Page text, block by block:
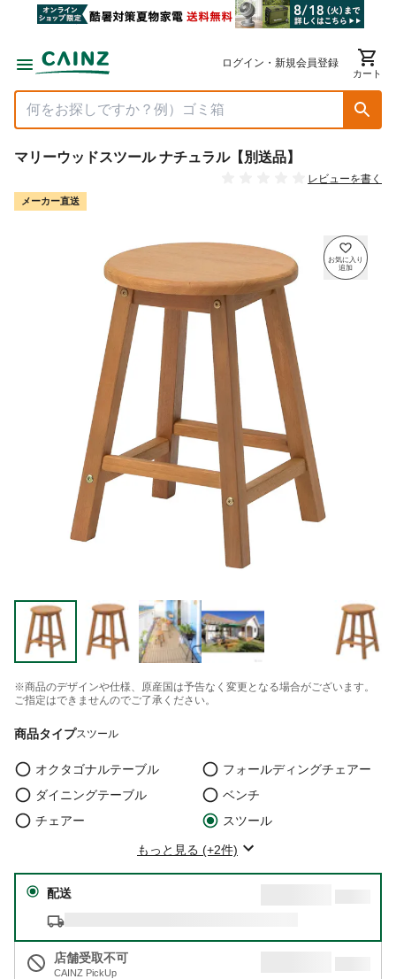
ログイン・新規会員登録
カート
マリーウッドスツール ナチュラル【別送品】
レビューを書く
メーカー直送
※商品のデザインや仕様、原産国は予告なく変更となる場合がございます。
ご指定はできませんのでご了承ください。
商品タイプスツール
オクタゴナルテーブル
フォールディングチェアー
ダイニングテーブル
ベンチ
チェアー
スツール
もっと見る (+2件)
配送
店舗受取不可
CAINZ PickUp